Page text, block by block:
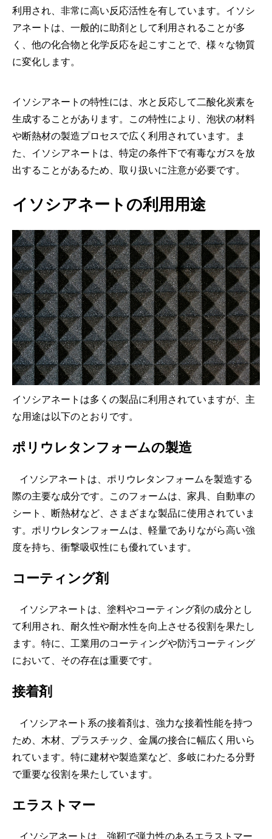
利用され、非常に高い反応活性を有しています。イソシ
アネートは、一般的に助剤として利用されることが多
く、他の化合物と化学反応を起こすことで、様々な物質
に変化します。
イソシアネートの特性には、水と反応して二酸化炭素を
生成することがあります。この特性により、泡状の材料
や断熱材の製造プロセスで広く利用されています。ま
た、イソシアネートは、特定の条件下で有毒なガスを放
出することがあるため、取り扱いに注意が必要です。
イソシアネートの利用用途
イソシアネートは多くの製品に利用されていますが、主
な用途は以下のとおりです。
ポリウレタンフォームの製造
イソシアネートは、ポリウレタンフォームを製造する
際の主要な成分です。このフォームは、家具、自動車の
シート、断熱材など、さまざまな製品に使用されていま
す。ポリウレタンフォームは、軽量でありながら高い強
度を持ち、衝撃吸収性にも優れています。
コーティング剤
イソシアネートは、塗料やコーティング剤の成分とし
て利用され、耐久性や耐水性を向上させる役割を果たし
ます。特に、工業用のコーティングや防汚コーティング
において、その存在は重要です。
接着剤
イソシアネート系の接着剤は、強力な接着性能を持つ
ため、木材、プラスチック、金属の接合に幅広く用いら
れています。特に建材や製造業など、多岐にわたる分野
で重要な役割を果たしています。
エラストマー
イソシアネートは、強靭で弾力性のあるエラストマー